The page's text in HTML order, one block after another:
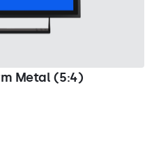
Metal (5:4)